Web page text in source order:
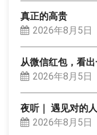
真正的高贵
2026年8月5日
从微信红包，看
2026年8月5日
夜听｜ 遇见对的
2026年8月5日